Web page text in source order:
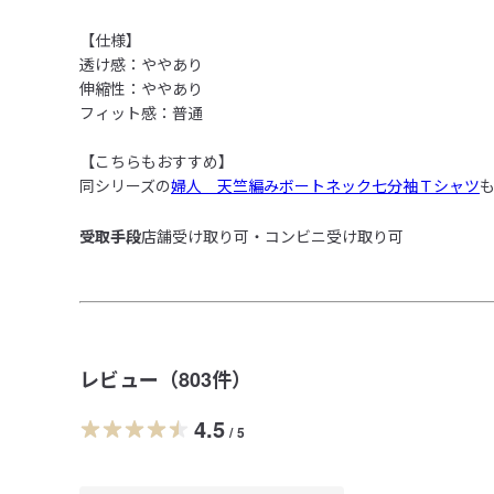
【仕様】
透け感：ややあり
伸縮性：ややあり
フィット感：普通
【こちらもおすすめ】
同シリーズの婦人　天竺編みボートネック七分袖Ｔシャツ
受取手段店舗受け取り可・コンビニ受け取り可
レビュー（803件）
4.5 / 5